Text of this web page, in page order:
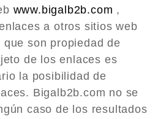
www.bigalb2b.com ,
a otros sitios web
son propiedad de
de los enlaces es
la posibilidad de
Bigalb2b.com no se
caso de los resultados